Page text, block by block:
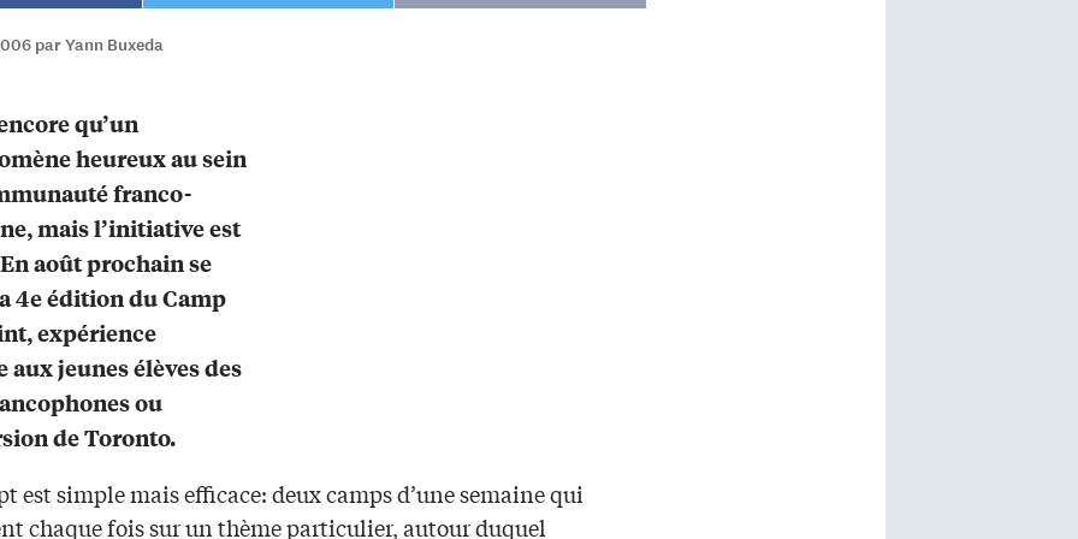
par Yann Buxeda
qu’un
heureux au sein
franco-
mais l’initiative est
août prochain se
4e édition du Camp
expérience
aux jeunes élèves des
ou
de Toronto.
est simple mais efficace: deux camps d’une semaine qui
chaque fois sur un thème particulier, autour duquel